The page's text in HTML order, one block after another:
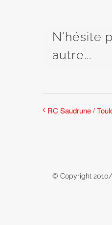
N'hésite
autre...
RC Saudrune /
© Copyright